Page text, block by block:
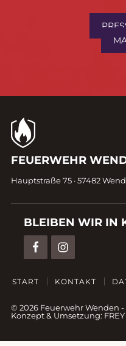
Fußzeile
FEUERWEHR
Hauptstraße 75 · 57482
BLEIBEN WIR IN
START KONTAKT
© 2026 Feuerwehr Wenden -
Konzept & Umsetzung: